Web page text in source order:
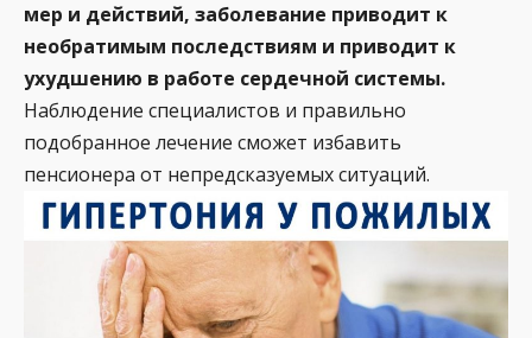
мер и действий, заболевание приводит к
необратимым последствиям и приводит к
ухудшению в работе сердечной системы.
Наблюдение специалистов и правильно
подобранное лечение сможет избавить
пенсионера от непредсказуемых ситуаций.